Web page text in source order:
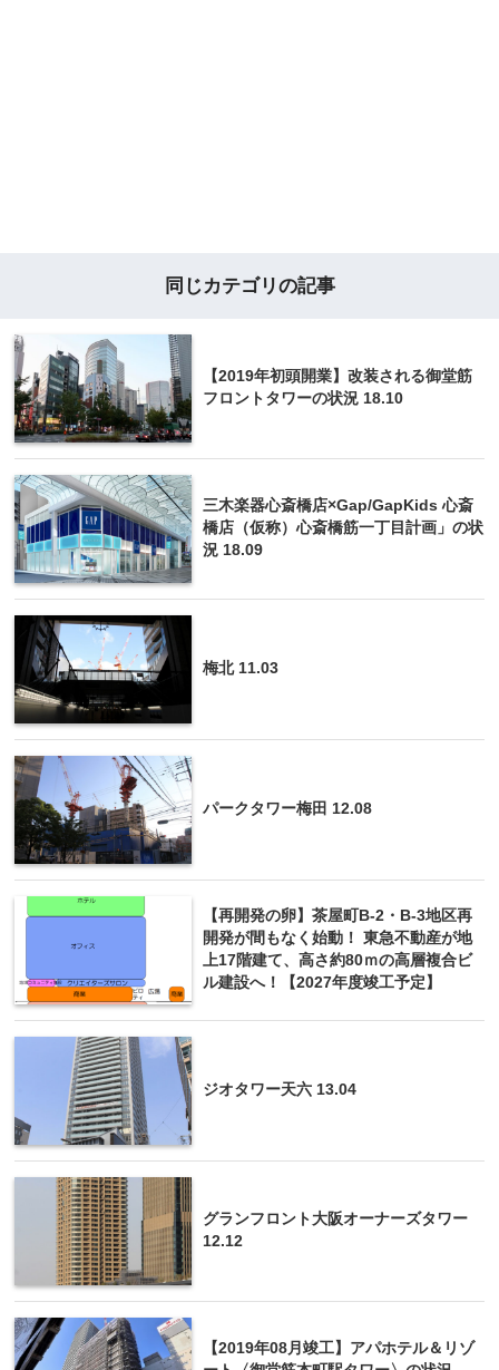
同じカテゴリの記事
【2019年初頭開業】改装される御堂筋
フロントタワーの状況 18.10
三木楽器心斎橋店×Gap/GapKids 心斎
橋店（仮称）心斎橋筋一丁目計画」の状
況 18.09
梅北 11.03
パークタワー梅田 12.08
【再開発の卵】茶屋町B‐2・B‐3地区再
開発が間もなく始動！ 東急不動産が地
上17階建て、高さ約80ｍの高層複合ビ
ル建設へ！【2027年度竣工予定】
ジオタワー天六 13.04
グランフロント大阪オーナーズタワー
12.12
【2019年08月竣工】アパホテル＆リゾ